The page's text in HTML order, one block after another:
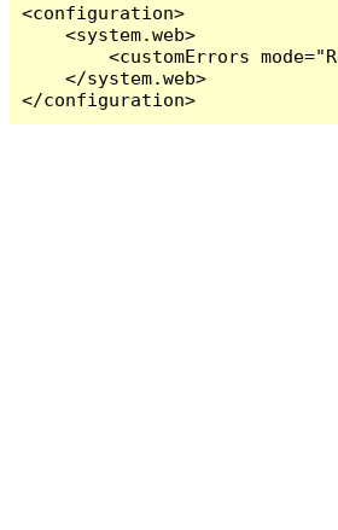
<configuration>
    <system.web>
<customErrors
    </system.web>
</configuration>